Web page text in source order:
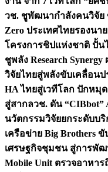
วช. ชูพัฒนากำลังคนวิจัย
Zero ประเทศไทยรองนา
โครงการชิปแห่งชาติ ปั้น
ชูพลัง Research
วิจัยไทยสู่พลังขับเคลื่อนป
HA ไทยสู่เวทีโลก ปักหมุ
สู่สากลวช. ดัน
นวัตกรรมวิจัยยกระดับบ
เครือข่าย Big Brothers
เศรษฐกิจชุมชน สู่การพั
Mobile Unit ตรวจอาหา